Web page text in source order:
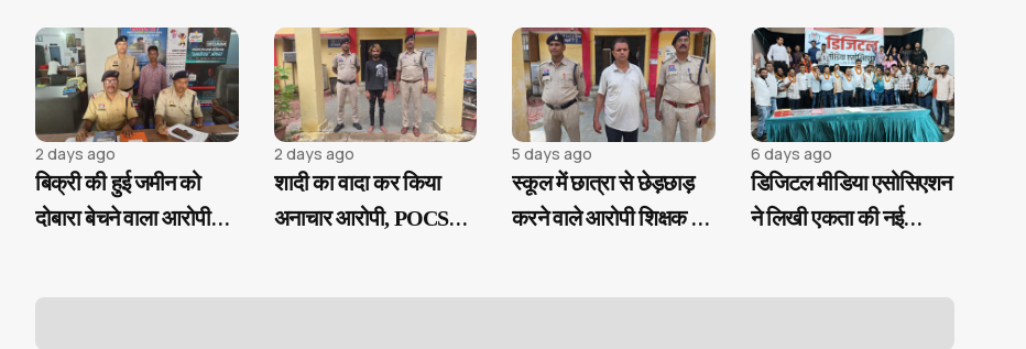
2 days ago
बिक्री की हुई जमीन को
दोबारा बेचने वाला आरोपी
2 days ago
शादी का वादा कर किया
अनाचार आरोपी, POCSO
5 days ago
स्कूल में छात्रा से छेड़छाड़
करने वाले आरोपी शिक्षक चंद
6 days ago
डिजिटल मीडिया एसोसिएशन
ने लिखी एकता की नई